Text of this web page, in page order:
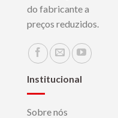
do fabricante a
preços reduzidos.
Institucional
Sobre nós